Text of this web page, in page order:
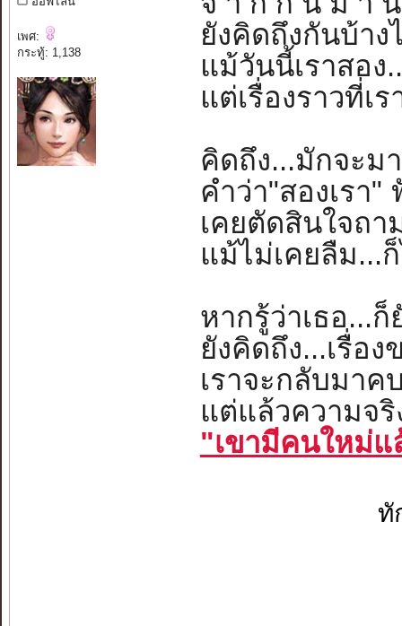
เพศ:
กระทู้: 1,138
ยังคิดถึงกันบ้า
แม้วันนี้เราสอ
แต่เรื่องราวที่เ
คิดถึง...มักจะม
คำว่า"สองเรา
เคยตัดสินใจถา
แม้ไม่เคยลืม...
หากรู้ว่าเธอ...ก็
ยังคิดถึง...เรื่อง
เราจะกลับมา
แต่แล้วความจ
"เขามีคนใหม่แ
ทั